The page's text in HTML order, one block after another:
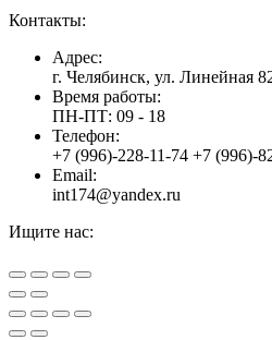
Контакты:
Адрес:
г. Челябинск, ул. Линейная
Время работы:
ПН-ПТ: 09 - 18
Телефон:
+7 (996)-228-11-74 +7 (996)-
Email:
int174@yandex.ru
Ищите нас:
Страница
YouTube
открывается
в
Страница
Viber
открывается
в
Страница
WhatsApp
открывается
в
Вверх